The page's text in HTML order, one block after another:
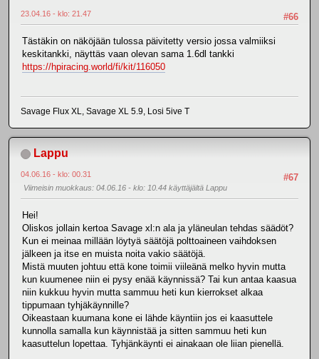
#66
23.04.16 - klo: 21.47
Tästäkin on näköjään tulossa päivitetty versio jossa valmiiksi
keskitankki, näyttäs vaan olevan sama 1.6dl tankki
https://hpiracing.world/fi/kit/116050
Savage Flux XL, Savage XL 5.9, Losi 5ive T
Lappu
#67
04.06.16 - klo: 00.31
Viimeisin muokkaus: 04.06.16 - klo: 10.44 käyttäjältä Lappu
Hei!
Oliskos jollain kertoa Savage xl:n ala ja yläneulan tehdas säädöt?
Kun ei meinaa millään löytyä säätöjä polttoaineen vaihdoksen
jälkeen ja itse en muista noita vakio säätöjä.
Mistä muuten johtuu että kone toimii viileänä melko hyvin mutta
kun kuumenee niin ei pysy enää käynnissä? Tai kun antaa kaasua
niin kukkuu hyvin mutta sammuu heti kun kierrokset alkaa
tippumaan tyhjäkäynnille?
Oikeastaan kuumana kone ei lähde käyntiin jos ei kaasuttele
kunnolla samalla kun käynnistää ja sitten sammuu heti kun
kaasuttelun lopettaa. Tyhjänkäynti ei ainakaan ole liian pienellä.